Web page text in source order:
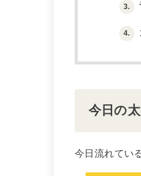
3.
4.
今日の
今日流れてい